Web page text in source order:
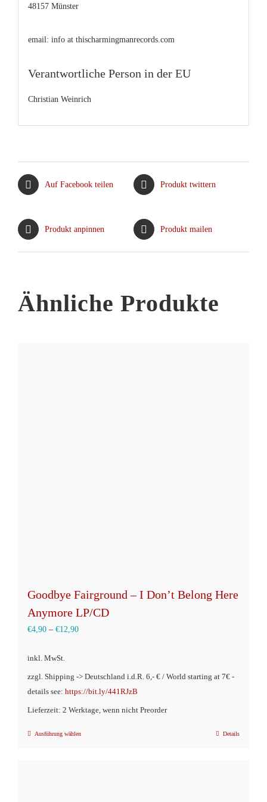
48157 Münster
email: info at thischarmingmanrecords.com
Verantwortliche Person in der EU
Christian Weinrich
Auf Facebook teilen Produkt twittern
Produkt anpinnen Produkt mailen
Ähnliche Produkte
Goodbye Fairground – I Don’t Belong Here
Anymore LP/CD
€4,90 – €12,90
inkl. MwSt.
zzgl. Shipping -> Deutschland i.d.R. 6,- € / World starting at 7€ -
details see: https://bit.ly/441RJzB
Lieferzeit: 2 Werktage, wenn nicht Preorder
Ausführung wählenDieses
Details